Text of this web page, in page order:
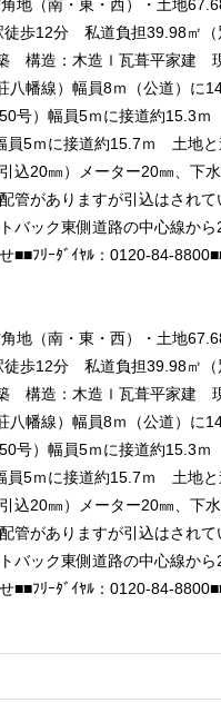
地（南・東・西）・土地
徒歩12分 私道負担39.98㎡
構造：木造ｌ瓦葺平家建
八幡線）幅員8ｍ（公道）に
号）幅員5ｍに接道約15.3
員5ｍに接道約15.7ｍ 土地
20㎜）メーター20㎜、下
管がありますが引込はされ
バック東側道路の中心線か
■■ﾌﾘｰﾀﾞｲﾔﾙ：0120-84-
地（南・東・西）・土地
徒歩12分 私道負担39.98㎡
構造：木造ｌ瓦葺平家建
八幡線）幅員8ｍ（公道）に
号）幅員5ｍに接道約15.3
員5ｍに接道約15.7ｍ 土地
20㎜）メーター20㎜、下
管がありますが引込はされ
バック東側道路の中心線か
■■ﾌﾘｰﾀﾞｲﾔﾙ：0120-84-